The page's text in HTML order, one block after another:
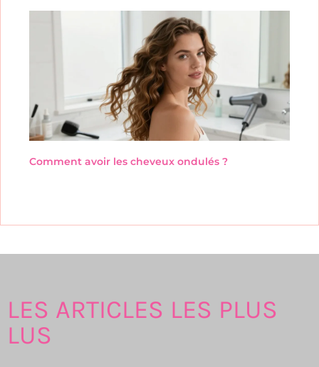
Comment avoir les cheveux ondulés ?
LES ARTICLES LES PLUS
LUS